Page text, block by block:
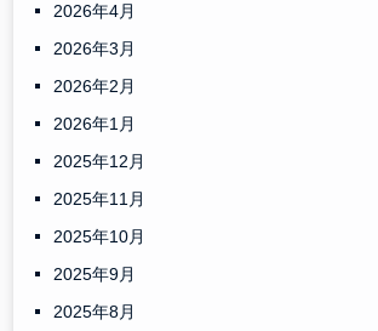
2026年4月
2026年3月
2026年2月
2026年1月
2025年12月
2025年11月
2025年10月
2025年9月
2025年8月